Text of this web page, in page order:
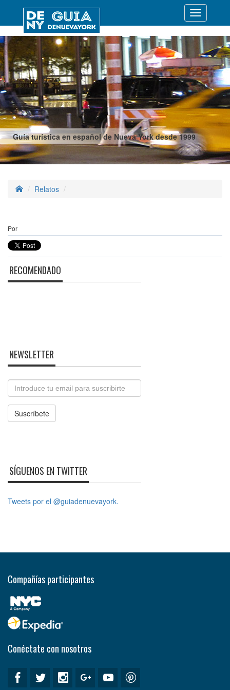
Guía turística en español de Nueva York desde 1999
Desplegar
Relatos
Por
RECOMENDADO
NEWSLETTER
Email
Suscríbete
SÍGUENOS EN TWITTER
Tweets por el @guiadenuevayork.
Compañías participantes
Conéctate con nosotros